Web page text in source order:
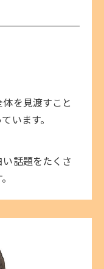
を見渡すこと
います。
話題をたくさ